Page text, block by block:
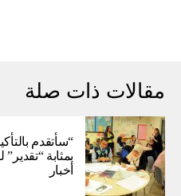
مقالات ذات صلة
“سأتقدم
بمثابة
أخبار